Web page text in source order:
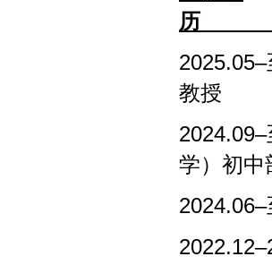
历
2025.05–
教授
2024.09–
学） 初中
2024.06–
2022.12–